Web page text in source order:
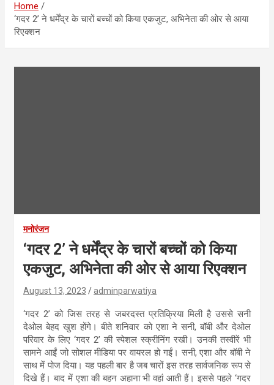
Home
‘गदर 2’ ने धर्मेंद्र के चारों बच्चों को किया एकजुट, अभिनेता की ओर से आया
रिएक्शन
मनोरंजन
‘गदर 2’ ने धर्मेंद्र के चारों बच्चों को किया
एकजुट, अभिनेता की ओर से आया रिएक्शन
August 13, 2023 adminparwatiya
‘गदर 2’ को जिस तरह से जबरदस्त प्रतिक्रिया मिली है उससे सनी
देओल बेहद खुश होंगे। बीते शनिवार को एशा ने सनी, बॉबी और देओल
परिवार के लिए ‘गदर 2’ की स्पेशल स्क्रीनिंग रखी। उनकी तस्वीरें भी
सामने आईं जो सोशल मीडिया पर वायरल हो गईं। सनी, एशा और बॉबी ने
साथ में पोज दिया। यह पहली बार है जब चारों इस तरह सार्वजनिक रूप से
दिखे हैं। बाद में एशा की बहन अहाना भी वहां आती हैं। इससे पहले ‘गदर